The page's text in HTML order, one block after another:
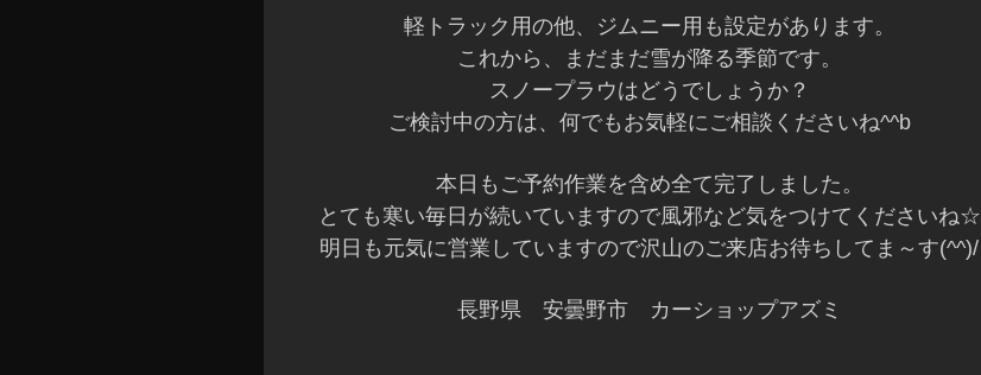
軽トラック用の他、ジムニー用も設定があります。
これから、まだまだ雪が降る季節です。
スノープラウはどうでしょうか？
ご検討中の方は、何でもお気軽にご相談くださいね^^b
本日もご予約作業を含め全て完了しました。
とても寒い毎日が続いていますので風邪など気をつけてくださいね☆
明日も元気に営業していますので沢山のご来店お待ちしてま～す(^^)/
長野県 安曇野市 カーショップアズミ